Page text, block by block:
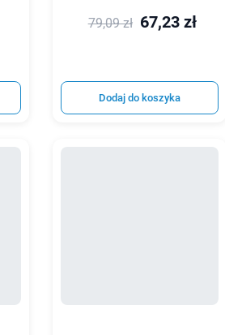
79,09 zł 67,23 zł
Dodaj do koszyka